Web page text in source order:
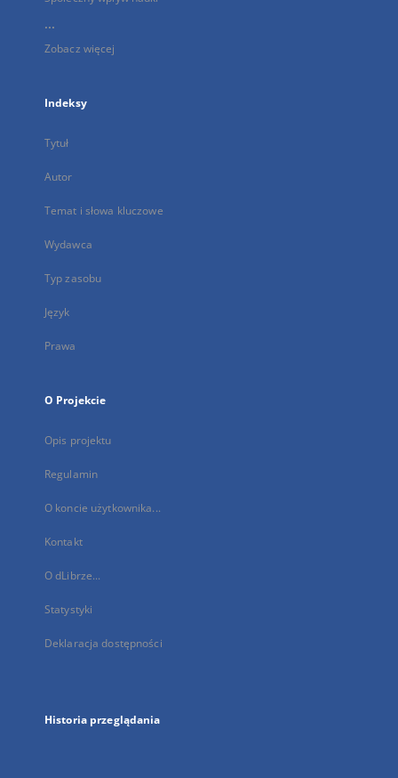
...
Zobacz więcej
Indeksy
Tytuł
Autor
Temat i słowa kluczowe
Wydawca
Typ zasobu
Język
Prawa
O Projekcie
Opis projektu
Regulamin
O koncie użytkownika...
Kontakt
O dLibrze...
Statystyki
Deklaracja dostępności
Historia przeglądania